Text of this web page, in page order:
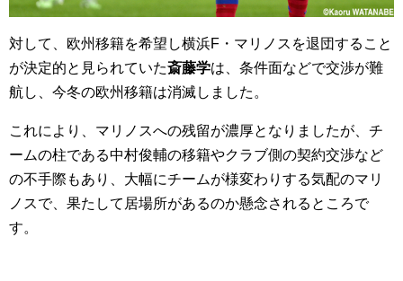
対して、欧州移籍を希望し横浜F・マリノスを退団すること
が決定的と見られていた斎藤学は、条件面などで交渉が難
航し、今冬の欧州移籍は消滅しました。
これにより、マリノスへの残留が濃厚となりましたが、チ
ームの柱である中村俊輔の移籍やクラブ側の契約交渉など
の不手際もあり、大幅にチームが様変わりする気配のマリ
ノスで、果たして居場所があるのか懸念されるところで
す。